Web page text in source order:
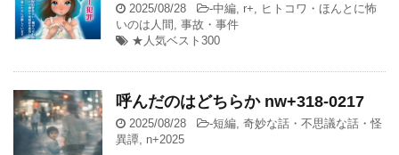
2025/08/28 -中編 r+
ヒトコワ・ほんとに怖
いのは人間
事故・事件
★人気ベスト300
呼んだのはどちらか nw+318-0217
2025/08/28 -短編 奇妙な話・不思議な話・怪
異譚 n+2025